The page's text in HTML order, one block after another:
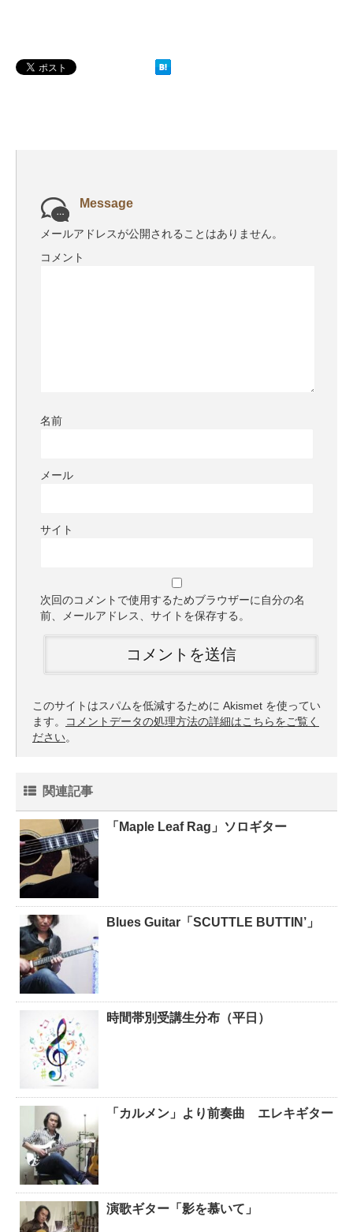
Message
メールアドレスが公開されることはありません。
コメント
名前
メール
サイト
次回のコメントで使用するためブラウザーに自分の名
前、メールアドレス、サイトを保存する。
このサイトはスパムを低減するために Akismet を使ってい
ます。
コメントデータの処理方法の詳細はこちらをご覧く
ださい。
関連記事
「Maple Leaf Rag」ソロギター
Blues Guitar「SCUTTLE BUTTIN’」
時間帯別受講生分布（平日）
「カルメン」より前奏曲 エレキギター
演歌ギター「影を慕いて」